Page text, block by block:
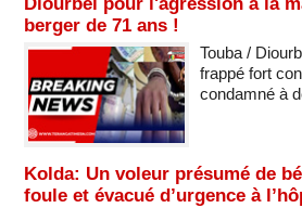
berger de 71 ans !
Touba /
frappé fort
condamné à
Kolda: Un voleur présumé de
foule et évacué d’urgence à